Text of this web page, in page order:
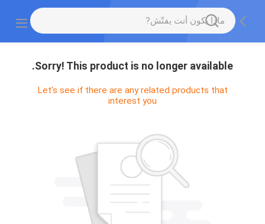
Sorry! This product is no longer available.
Let's see if there are any related products that
interest you